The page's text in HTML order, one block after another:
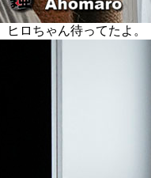
ヒロちゃん待ってたよ。